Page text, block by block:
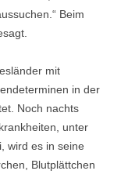
Beim
mit
in der
Noch nachts
unter
wird es in seine
Blutplättchen